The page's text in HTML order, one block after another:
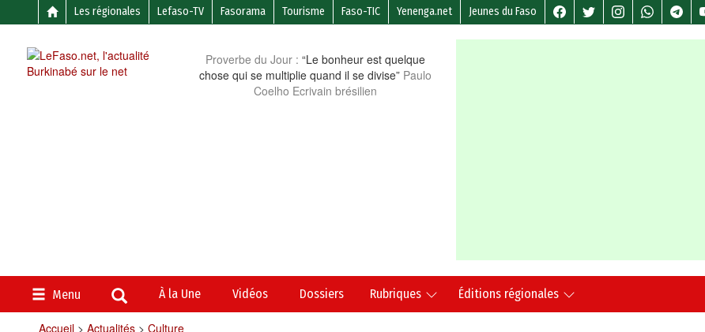
Les régionales Lefaso-TV Fasorama Tourisme Faso-TIC Yenenga.net Jeunes du Faso
Proverbe du Jour : “Le bonheur est quelque
chose qui se multiplie quand il se divise” Paulo
Coelho Ecrivain brésilien
Menu À la Une Vidéos Dossiers Rubriques Éditions régionales
Accueil> Actualités> Culture